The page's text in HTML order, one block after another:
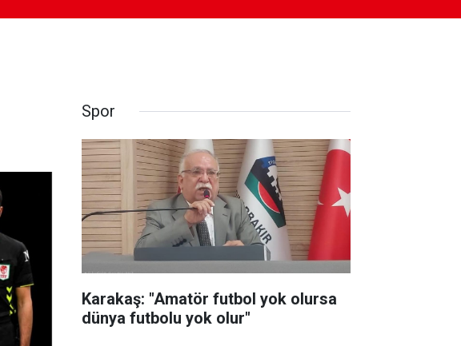
Spor
Karakaş: "Amatör futbol yok olursa
dünya futbolu yok olur"